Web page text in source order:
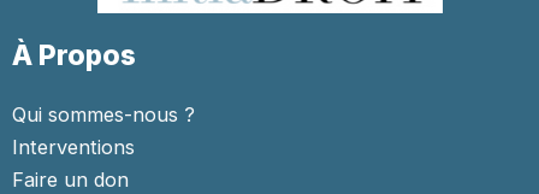
À Propos
Qui sommes-nous ?
Interventions
Faire un don